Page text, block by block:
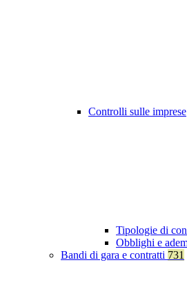
Controlli sulle imprese
Tipologie di
Obblighi e
Bandi di gara e contratti 731